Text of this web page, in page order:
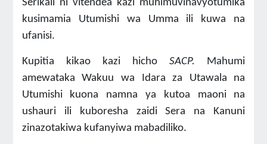
Serikali ni vitendea kazi muhimuvinavyotumika
kusimamia Utumishi wa Umma ili kuwa na
ufanisi.
Kupitia kikao kazi hicho SACP.
Mahumi
amewataka Wakuu wa Idara za Utawala na
Utumishi kuona namna ya kutoa maoni na
ushauri ili kuboresha zaidi Sera na Kanuni
zinazotakiwa kufanyiwa mabadiliko.